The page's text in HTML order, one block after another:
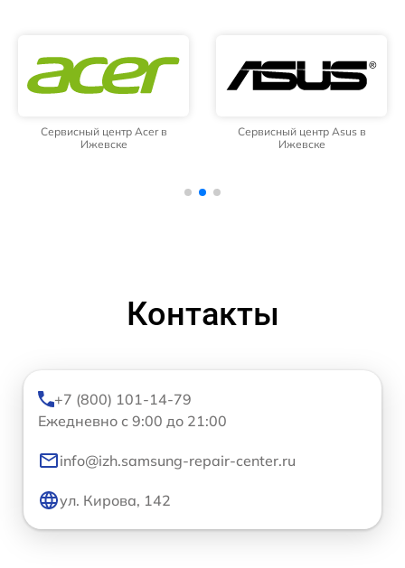
Сервисный центр Acer в
Ижевске
Сервисный центр Asus в
Ижевске
Контакты
+7 (800) 101-14-79
Ежедневно с 9:00 до 21:00
info@izh.samsung-repair-center.ru
ул. Кирова, 142